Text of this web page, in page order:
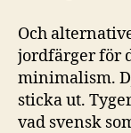
Och
jordfärger för
minimalism.
sticka ut.
vad svensk